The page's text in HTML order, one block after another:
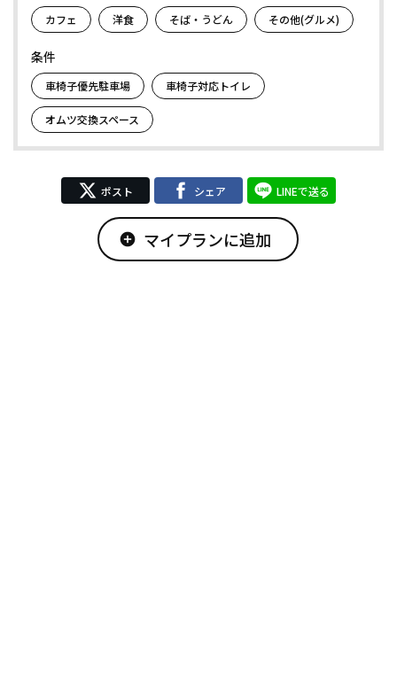
カフェ 洋食 そば・うどん その他(グルメ)
条件
車椅子優先駐車場 車椅子対応トイレ
オムツ交換スペース
ポスト シェア LINEで送る
add_circle マイプランに追加